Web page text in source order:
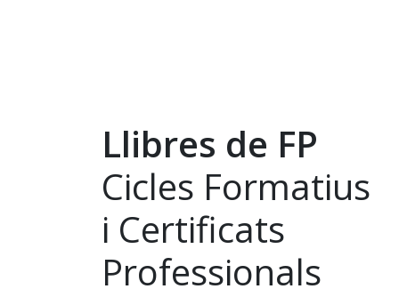
Llibres de FP
Cicles Formatius
i Certificats
Professionals